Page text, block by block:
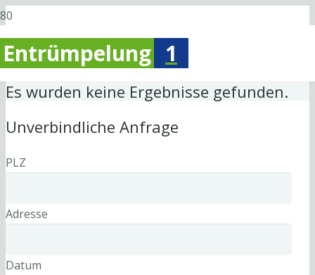
Entrümpelung 1
Es wurden keine Ergebnisse gefunden.
Unverbindliche Anfrage
PLZ
Adresse
Datum